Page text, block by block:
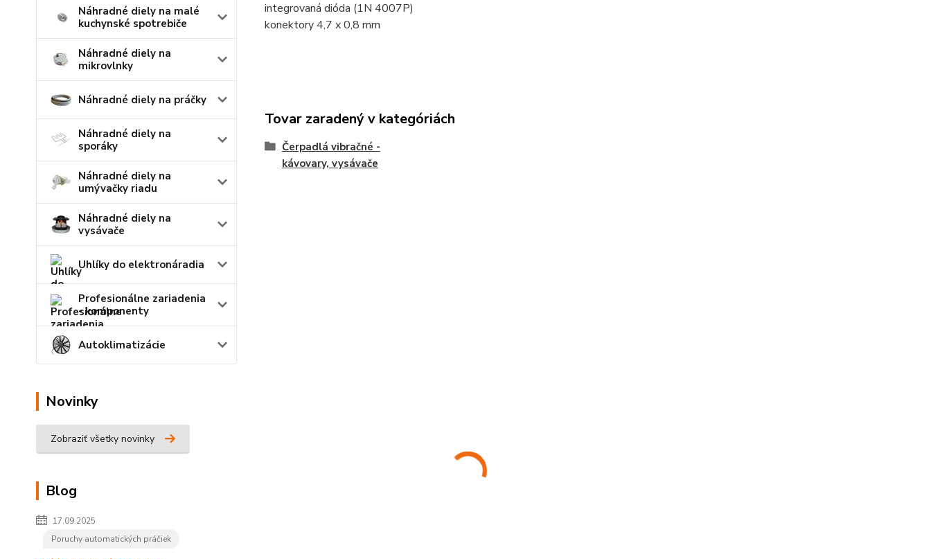
Náhradné diely na malé
kuchynské spotrebiče
Náhradné diely na
mikrovlnky
Náhradné diely na práčky
Náhradné diely na
sporáky
Náhradné diely na
umývačky riadu
Náhradné diely na
vysávače
Uhlíky do elektronáradia
Profesionálne zariadenia
- komponenty
Autoklimatizácie
Novinky
Zobraziť všetky novinky
Blog
17.09.2025
Poruchy automatických práčiek
integrovaná dióda (1N 4007P)
konektory 4,7 x 0,8 mm
Tovar zaradený v kategóriách
Čerpadlá vibračné -
kávovary, vysávače